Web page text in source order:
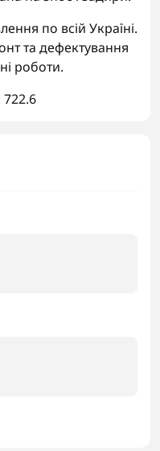
по всій Україні.
та дефектування
роботи.
722.6